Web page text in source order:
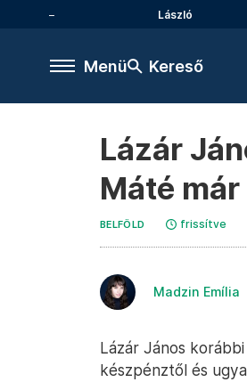
László
Menü Kereső
Lázár
Máté
BELFÖLD frissítve
Madzin Emília
Lázár János
készpénztől és